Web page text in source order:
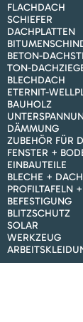
FLACHDACH
SCHIEFER
DACHPLATTEN
BETON-
TON-
BLECHDACH
ETERNIT-
BAUHOLZ
DÄMMUNG
ZUBEHÖR FÜR
FENSTER +
EINBAUTEILE
BLECHE +
PROFILTAFELN
BEFESTIGUNG
BLITZSCHUTZ
SOLAR
WERKZEUG